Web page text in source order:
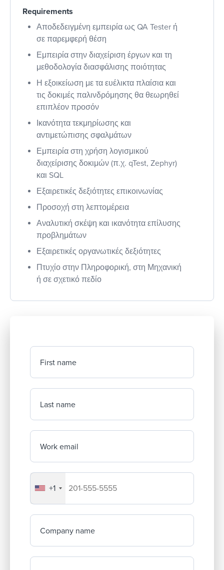
Requirements
Αποδεδειγμένη εμπειρία ως QA Tester ή
σε παρεμφερή θέση
Εμπειρία στην διαχείριση έργων και τη
μεθοδολογία διασφάλισης ποιότητας
Η εξοικείωση με τα ευέλικτα πλαίσια και
τις δοκιμές παλινδρόμησης θα θεωρηθεί
επιπλέον προσόν
Ικανότητα τεκμηρίωσης και
αντιμετώπισης σφαλμάτων
Εμπειρία στη χρήση λογισμικού
διαχείρισης δοκιμών (π.χ. qTest, Zephyr)
και SQL
Εξαιρετικές δεξιότητες επικοινωνίας
Προσοχή στη λεπτομέρεια
Αναλυτική σκέψη και ικανότητα επίλυσης
προβλημάτων
Εξαιρετικές οργανωτικές δεξιότητες
Πτυχίο στην Πληροφορική, στη Μηχανική
ή σε σχετικό πεδίο
First name
Last name
Work email
Your company's phone number
+1
Company name